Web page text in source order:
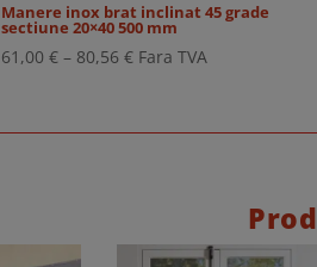
Manere inox brat inclinat 45 grade
sectiune 20×40 500 mm
61,00€ – 80,56€Interval
61,00 €
Fara TVA